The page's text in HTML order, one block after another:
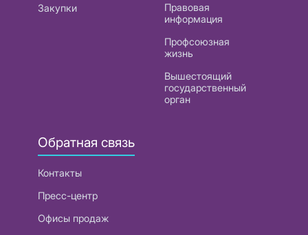
Закупки
Правовая
информация
Профсоюзная
жизнь
Вышестоящий
государственный
орган
Обратная связь
Контакты
Пресс-центр
Офисы продаж